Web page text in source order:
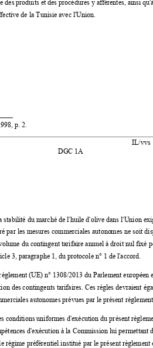
IL/vvs
DGC 1A
des produits et des procédures y afférentes, ainsi
de la Tunisie avec l'Union.
p. 2.
stabilité du marché de l'huile d'olive dans l'Union
par les mesures commerciales autonomes ne soit
du contingent tarifaire annuel à droit nul fixé
3, paragraphe 1, du protocole n° 1 de l'accord.
(UE) n° 1308/2013 du Parlement européen
des contingents tarifaires. Ces règles devraient
es autonomes prévues par le présent
conditions uniformes d'exécution du présent
étences d'exécution à la Commission lui permettant
régime préférentiel institué par le présent règlement